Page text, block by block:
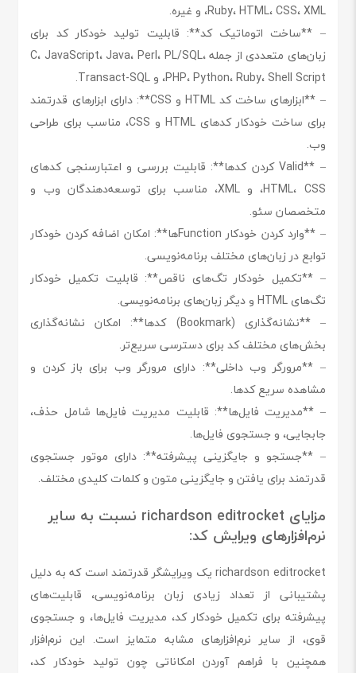
Ruby، HTML، CSS، XML، و غیره.
– **ساخت اتوماتیک کد**: قابلیت تولید خودکار کد برای
زبان‌های متعددی از جمله C، JavaScript، Java، Perl، PL/SQL،
PHP، Python، Ruby، Shell Script، و Transact-SQL.
– **ابزارهای ساخت کد HTML و CSS**: دارای ابزارهای قدرتمند
برای ساخت خودکار کدهای HTML و CSS، مناسب برای طراحی
وب.
– **Valid کردن کدها**: قابلیت بررسی و اعتبارسنجی کدهای
HTML، CSS، و XML، مناسب برای توسعه‌دهندگان وب و
متخصصان سئو.
– **وارد کردن خودکار Functionها**: امکان اضافه کردن خودکار
توابع در زبان‌های مختلف برنامه‌نویسی.
– **تکمیل خودکار تگ‌های ناقص**: قابلیت تکمیل خودکار
تگ‌های HTML و دیگر زبان‌های برنامه‌نویسی.
– **نشانه‌گذاری (Bookmark) کدها**: امکان نشانه‌گذاری
بخش‌های مختلف کد برای دسترسی سریع‌تر.
– **مرورگر وب داخلی**: دارای مرورگر وب برای باز کردن و
مشاهده سریع کدها.
– **مدیریت فایل‌ها**: قابلیت مدیریت فایل‌ها شامل حذف،
جابجایی، و جستجوی فایل‌ها.
– **جستجو و جایگزینی پیشرفته**: دارای موتور جستجوی
قدرتمند برای یافتن و جایگزینی متون و کلمات کلیدی مختلف.
مزایای richardson editrocket نسبت به سایر
نرم‌افزارهای ویرایش کد:
richardson editrocket یک ویرایشگر قدرتمند است که به دلیل
پشتیبانی از تعداد زیادی زبان برنامه‌نویسی، قابلیت‌های
پیشرفته برای تکمیل خودکار کد، مدیریت فایل‌ها، و جستجوی
قوی، از سایر نرم‌افزارهای مشابه متمایز است. این نرم‌افزار
همچنین با فراهم آوردن امکاناتی چون تولید خودکار کد،